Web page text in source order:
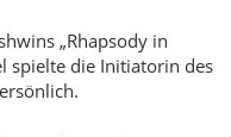
„Rhapsody in
spielte die Initiatorin des